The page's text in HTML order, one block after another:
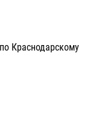
Краснодарскому